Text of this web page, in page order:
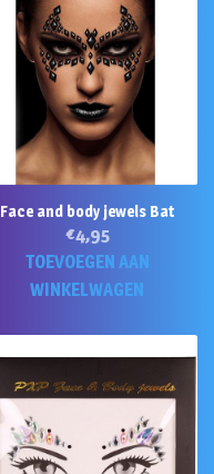
Face and body jewels Bat
€4,95
TOEVOEGEN AAN
WINKELWAGEN